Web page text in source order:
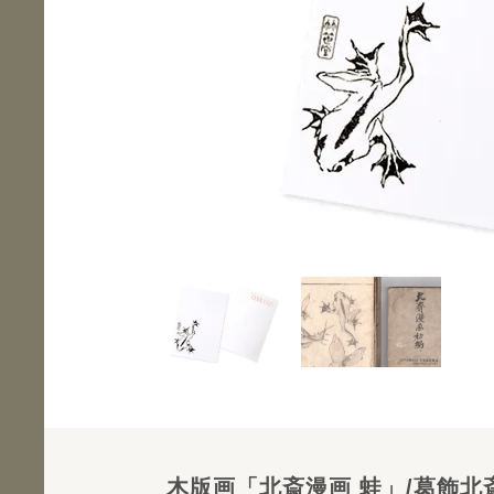
木版画「北斎漫画 蛙」/葛飾北